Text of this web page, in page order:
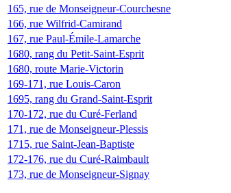
165, rue de Monseigneur-Courchesne
166, rue Wilfrid-Camirand
167, rue Paul-Émile-Lamarche
1680, rang du Petit-Saint-Esprit
1680, route Marie-Victorin
169-171, rue Louis-Caron
1695, rang du Grand-Saint-Esprit
170-172, rue du Curé-Ferland
171, rue de Monseigneur-Plessis
1715, rue Saint-Jean-Baptiste
172-176, rue du Curé-Raimbault
173, rue de Monseigneur-Signay